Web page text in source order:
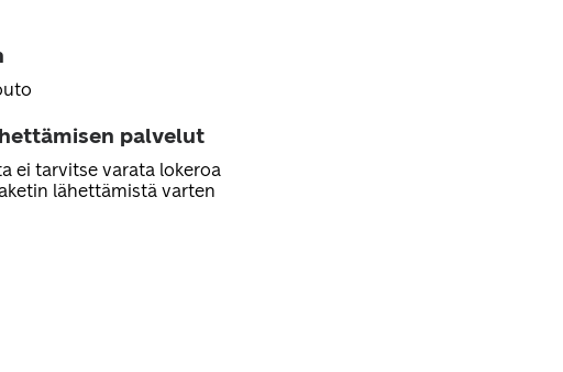
palvelut
ei tarvitse varata lokeroa
lähettämistä varten